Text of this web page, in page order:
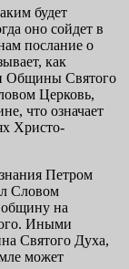
будет
оно сойдет в
послание о
как
Общины Святого
Церковь,
что означает
Христо-
Петром
Словом
на
Иными
Святого Духа,
может